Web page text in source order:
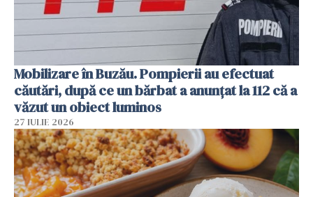
Mobilizare în Buzău. Pompierii au efectuat
căutări, după ce un bărbat a anunțat la 112 că a
văzut un obiect luminos
27 IULIE 2026